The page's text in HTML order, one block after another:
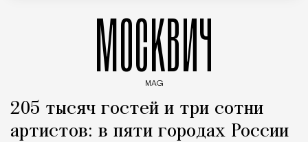
МОСКВИЧ
MAG
205 тысяч гостей и три сотни
артистов: в пяти городах России